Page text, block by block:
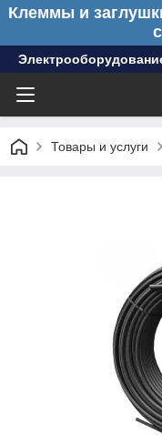
Клеммы и
Товары и услуги